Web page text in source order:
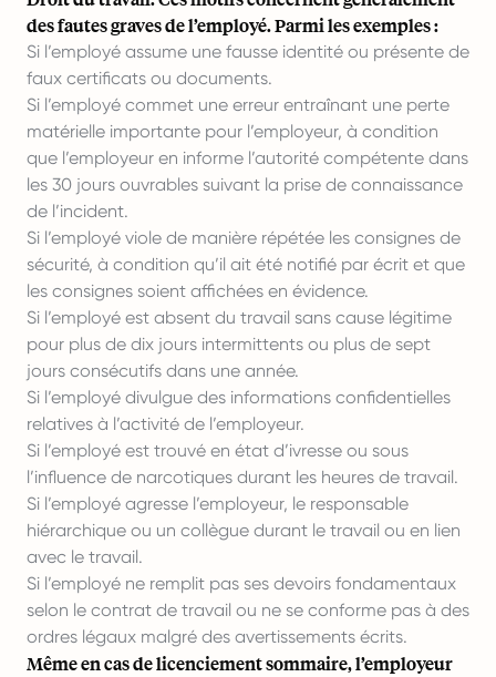
des fautes graves de l’employé. Parmi les exemples :
Si l’employé assume une fausse identité ou présente de
faux certificats ou documents.
Si l’employé commet une erreur entraînant une perte
matérielle importante pour l’employeur, à condition
que l’employeur en informe l’autorité compétente dans
les 30 jours ouvrables suivant la prise de connaissance
de l’incident.
Si l’employé viole de manière répétée les consignes de
sécurité, à condition qu’il ait été notifié par écrit et que
les consignes soient affichées en évidence.
Si l’employé est absent du travail sans cause légitime
pour plus de dix jours intermittents ou plus de sept
jours consécutifs dans une année.
Si l’employé divulgue des informations confidentielles
relatives à l’activité de l’employeur.
Si l’employé est trouvé en état d’ivresse ou sous
l’influence de narcotiques durant les heures de travail.
Si l’employé agresse l’employeur, le responsable
hiérarchique ou un collègue durant le travail ou en lien
avec le travail.
Si l’employé ne remplit pas ses devoirs fondamentaux
selon le contrat de travail ou ne se conforme pas à des
ordres légaux malgré des avertissements écrits.
Même en cas de licenciement sommaire, l’employeur